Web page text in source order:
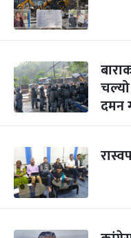
दमन